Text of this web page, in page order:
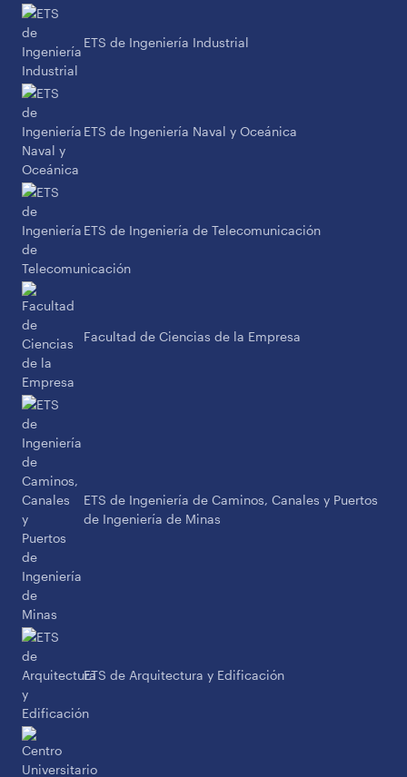
ETS de Ingeniería Industrial
ETS de Ingeniería Naval y Oceánica
ETS de Ingeniería de Telecomunicación
Facultad de Ciencias de la Empresa
ETS de Ingeniería de Caminos, Canales y Puertos
de Ingeniería de Minas
ETS de Arquitectura y Edificación